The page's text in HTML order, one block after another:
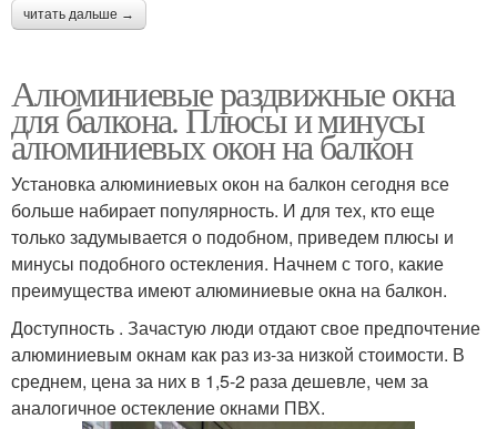
читать дальше →
Алюминиевые раздвижные окна
для балкона. Плюсы и минусы
алюминиевых окон на балкон
Установка алюминиевых окон на балкон сегодня все
больше набирает популярность. И для тех, кто еще
только задумывается о подобном, приведем плюсы и
минусы подобного остекления. Начнем с того, какие
преимущества имеют алюминиевые окна на балкон.
Доступность . Зачастую люди отдают свое предпочтение
алюминиевым окнам как раз из-за низкой стоимости. В
среднем, цена за них в 1,5-2 раза дешевле, чем за
аналогичное остекление окнами ПВХ.